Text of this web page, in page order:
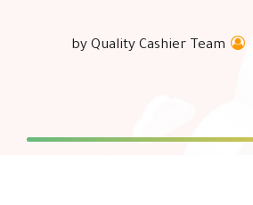
by Quality Cashier Team